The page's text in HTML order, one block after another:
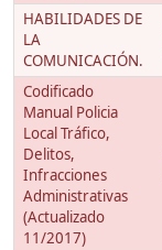
HABILIDADES DE
LA
COMUNICACIÓN.
Codificado
Manual Policia
Local Tráfico,
Delitos,
Infracciones
Administrativas
(Actualizado
11/2017)